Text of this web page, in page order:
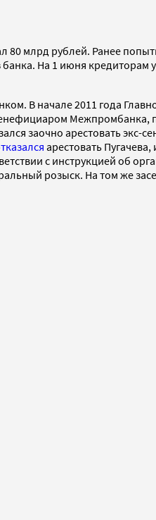
млрд рублей. Ранее
На 1 июня кредиторам
В начале 2011 года
Межпромбанка,
заочно арестовать экс-
арестовать Пугачева,
с инструкцией об
розыск. На том же